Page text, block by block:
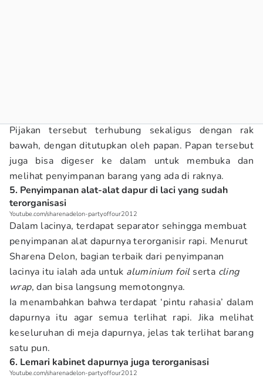
Pijakan tersebut terhubung sekaligus dengan rak
bawah, dengan ditutupkan oleh papan. Papan tersebut
juga bisa digeser ke dalam untuk membuka dan
melihat penyimpanan barang yang ada di raknya.
5. Penyimpanan alat-alat dapur di laci yang sudah
terorganisasi
Youtube.com/sharenadelon-partyoffour2012
Dalam lacinya, terdapat separator sehingga membuat
penyimpanan alat dapurnya terorganisir rapi. Menurut
Sharena Delon, bagian terbaik dari penyimpanan
lacinya itu ialah ada untuk aluminium foilserta cling
wrap, dan bisa langsung memotongnya.
Ia menambahkan bahwa terdapat ‘pintu rahasia’ dalam
dapurnya itu agar semua terlihat rapi. Jika melihat
keseluruhan di meja dapurnya, jelas tak terlihat barang
satu pun.
6. Lemari kabinet dapurnya juga terorganisasi
Youtube.com/sharenadelon-partyoffour2012